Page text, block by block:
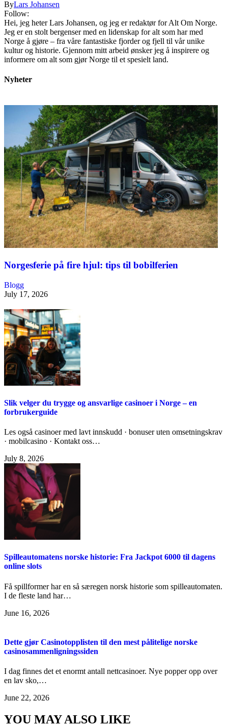
ByLars Johansen
Follow:
Hei, jeg heter Lars Johansen, og jeg er redaktør for Alt Om Norge.
Jeg er en stolt bergenser med en lidenskap for alt som har med
Norge å gjøre – fra våre fantastiske fjorder og fjell til vår unike
kultur og historie. Gjennom mitt arbeid ønsker jeg å inspirere og
informere om alt som gjør Norge til et spesielt land.
Nyheter
Norgesferie på fire hjul: tips til bobilferien
Blogg
July 17, 2026
Slik velger du trygge og ansvarlige casinoer i Norge – en
forbrukerguide
Les også casinoer med lavt innskudd · bonuser uten omsetningskrav
· mobilcasino · Kontakt oss…
July 8, 2026
Spilleautomatens norske historie: Fra Jackpot 6000 til dagens
online slots
Få spillformer har en så særegen norsk historie som spilleautomaten.
I de fleste land har…
June 16, 2026
Dette gjør Casinotopplisten til den mest pålitelige norske
casinosammenligningssiden
I dag finnes det et enormt antall nettcasinoer. Nye popper opp over
en lav sko,…
June 22, 2026
YOU MAY ALSO LIKE